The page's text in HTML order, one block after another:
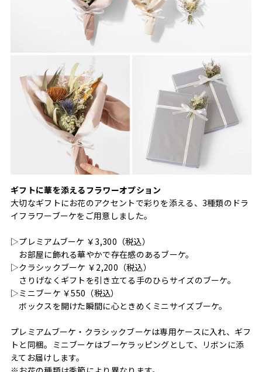
ギフトに華を添えるフラワーオプション
大切なギフトにお花のアクセントで彩りを添える、3種類のドラ
イフラワーブーケをご用意しました。
▷プレミアムブーケ ￥3,300（税込）
お部屋に飾れる華やかで存在感のあるブーケ。
▷クラシックブーケ ￥2,200（税込）
さりげなくギフトを引き立てる手のひらサイズのブーケ。
▷ミニブーケ ￥550（税込）
ボックスを開けた瞬間に心ときめくミニサイズブーケ。
プレミアムブーケ・クラシックブーケは専用ケースに入れ、ギフ
トと同梱。ミニブーケはブーケラッピングとして、リボンに添
えてお届けします。